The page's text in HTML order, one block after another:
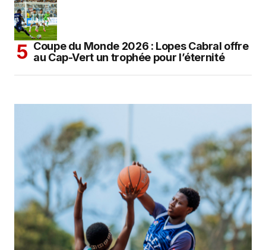
Coupe du Monde 2026 : Lopes Cabral offre
au Cap-Vert un trophée pour l’éternité